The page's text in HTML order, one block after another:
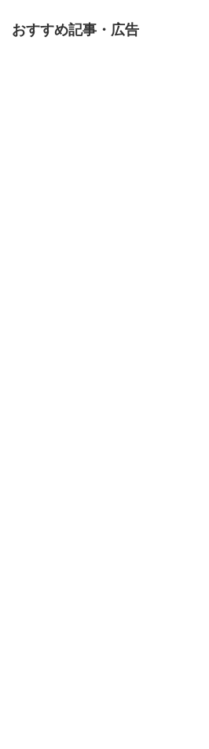
おすすめ記事・広告